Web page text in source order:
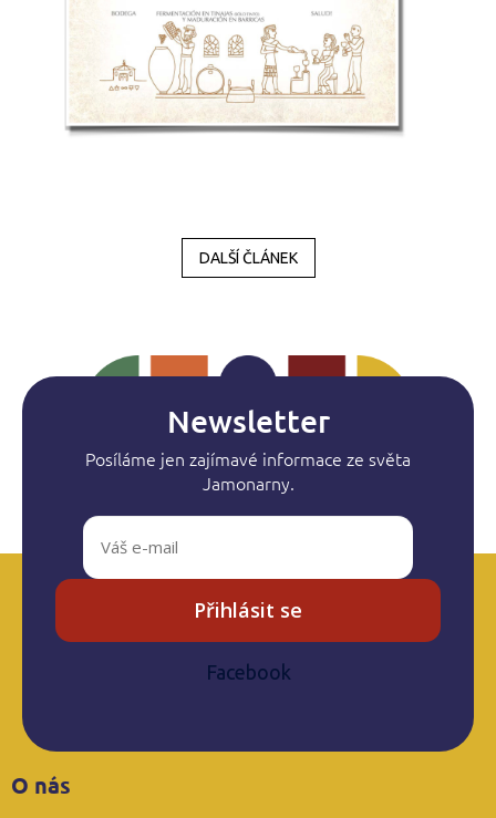
DALŠÍ ČLÁNEK
Newsletter
Posíláme jen zajímavé informace ze světa
Jamonarny.
Přihlásit se
Facebook
O nás